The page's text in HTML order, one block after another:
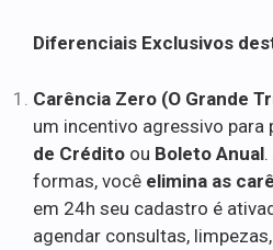
Diferenciais Exclusivos
Carência Zero (O Grande
um incentivo agressivo para
de Crédito ou Boleto Anual
formas, você elimina as
em 24h seu cadastro é
agendar consultas,